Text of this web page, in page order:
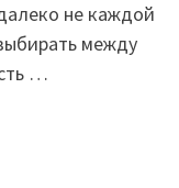
не каждой
между
…